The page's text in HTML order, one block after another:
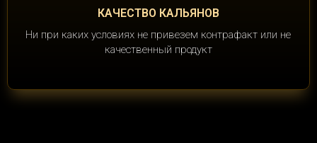
КАЧЕСТВО КАЛЬЯНОВ
Ни при каких условиях не привезем контрафакт или не
качественный продукт